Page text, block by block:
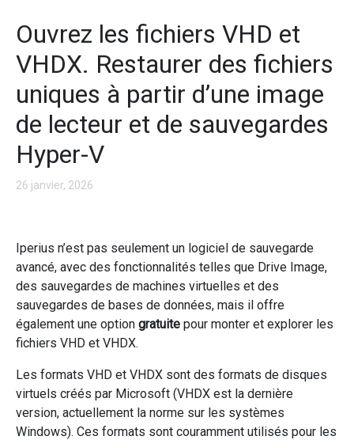
Ouvrez les fichiers VHD et
VHDX. Restaurer des fichiers
uniques à partir d’une image
de lecteur et de sauvegardes
Hyper-V
26 janvier, 2026
Iperius n’est pas seulement un logiciel de sauvegarde
avancé, avec des fonctionnalités telles que Drive Image,
des sauvegardes de machines virtuelles et des
sauvegardes de bases de données, mais il offre
également une option gratuite pour monter et explorer les
fichiers VHD et VHDX.
Les formats VHD et VHDX sont des formats de disques
virtuels créés par Microsoft (VHDX est la dernière
version, actuellement la norme sur les systèmes
Windows). Ces formats sont couramment utilisés pour les